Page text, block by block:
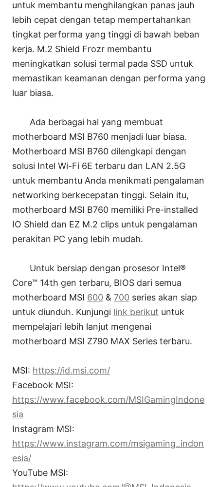
untuk membantu menghilangkan panas jauh
lebih cepat dengan tetap mempertahankan
tingkat performa yang tinggi di bawah beban
kerja. M.2 Shield Frozr membantu
meningkatkan solusi termal pada SSD untuk
memastikan keamanan dengan performa yang
luar biasa.
Ada berbagai hal yang membuat
motherboard MSI B760 menjadi luar biasa.
Motherboard MSI B760 dilengkapi dengan
solusi Intel Wi-Fi 6E terbaru dan LAN 2.5G
untuk membantu Anda menikmati pengalaman
networking berkecepatan tinggi. Selain itu,
motherboard MSI B760 memiliki Pre-installed
IO Shield dan EZ M.2 clips untuk pengalaman
perakitan PC yang lebih mudah.
Untuk bersiap dengan prosesor Intel®
Core™ 14th gen terbaru, BIOS dari semua
motherboard MSI 600 & 700 series akan siap
untuk diunduh. Kunjungi link berikut untuk
mempelajari lebih lanjut mengenai
motherboard MSI Z790 MAX Series terbaru.
MSI: https://id.msi.com/
Facebook MSI:
https://www.facebook.com/MSIGamingIndone
sia
Instagram MSI:
https://www.instagram.com/msigaming_indon
esia/
YouTube MSI: